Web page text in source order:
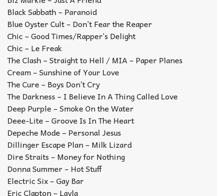
Black Sabbath – Paranoid
Blue Oyster Cult – Don’t Fear the Reaper
Chic – Good Times/Rapper’s Delight
Chic – Le Freak
The Clash – Straight to Hell / MIA – Paper Planes
Cream – Sunshine of Your Love
The Cure – Boys Don’t Cry
The Darkness – I Believe In A Thing Called Love
Deep Purple – Smoke On the Water
Deee-Lite – Groove Is In The Heart
Depeche Mode – Personal Jesus
Dillinger Escape Plan – Milk Lizard
Dire Straits – Money for Nothing
Donna Summer – Hot Stuff
Electric Six – Gay Bar
Eric Clapton – Layla